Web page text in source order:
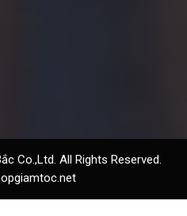
Co.,Ltd. All Rights Reserved.